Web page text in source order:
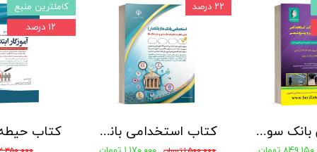
کاملترین منبع
۱۲ درصد
کتاب استخدامی بانک های خصوصی و دولتی (بانکدار) 1404 انتشارات آراه
۲۲ درصد
جامع ترین بانک سوالات استخدامی مهندسی شیمی، پلیمر و پتروشیمی